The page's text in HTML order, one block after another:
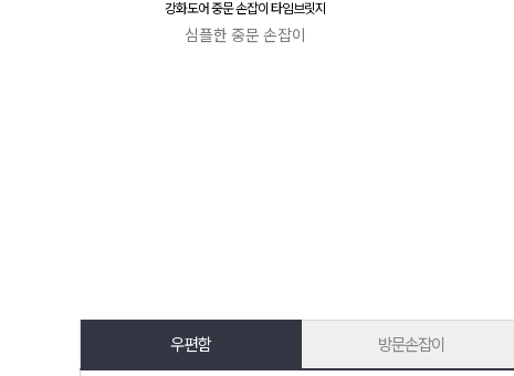
강화도어 중문 손잡이 타임브릿지
심플한 중문 손잡이
우편함 방문손잡이